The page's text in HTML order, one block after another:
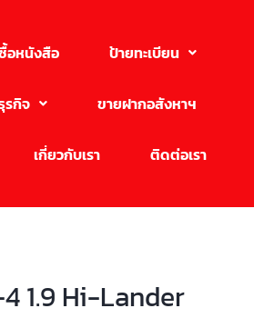
อหนังสือ ป้ายทะเบียน
รกิจ ขายฝากอสังหาฯ
เกี่ยวกับเรา ติดต่อเรา
1.9 Hi-Lander